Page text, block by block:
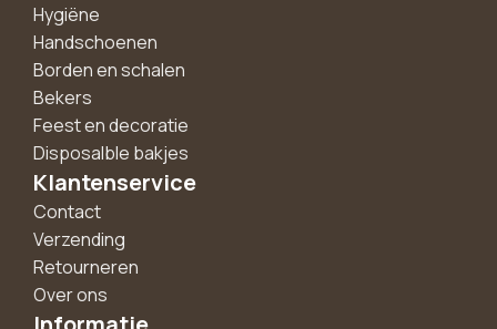
Hygiëne
Handschoenen
Borden en schalen
Bekers
Feest en decoratie
Disposalble bakjes
Klantenservice
Contact
Verzending
Retourneren
Over ons